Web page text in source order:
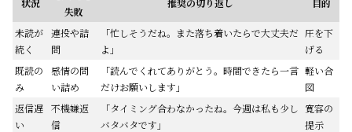
状況
失敗
推奨の切り返し 目的
未読が
続く
連投や詰
問
「忙しそうだね。また落ち着いたらで大丈夫だ
よ」
圧を下
げる
既読の
み
感情の問
い詰め
「読んでくれてありがとう。時間できたら一言
だけお願いします」
軽い合
図
返信遅
い
不機嫌返
信
「タイミング合わなかったね。今週は私も少し
バタバタです」
寛容の
提示